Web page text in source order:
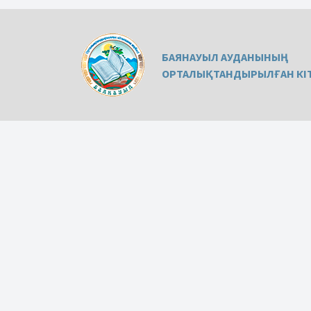
БАЯНАУЫЛ АУДАНЫНЫҢ
ОРТАЛЫҚТАНДЫРЫЛҒАН